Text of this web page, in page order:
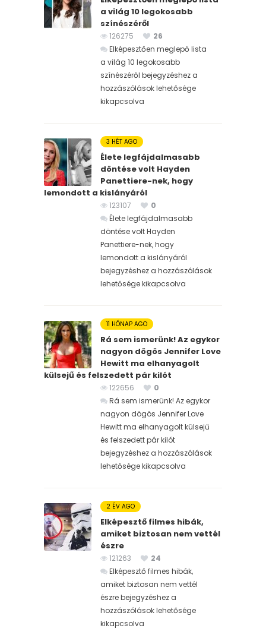
a világ 10 legokosabb
színészéről
126275
26
Elképesztően meglepő lista
a világ 10 legokosabb
színészéről bejegyzéshez a
hozzászólások lehetősége
kikapcsolva
3 HÉT AGO
Élete legfájdalmasabb
döntése volt Hayden
Panettiere-nek, hogy
lemondott a kislányáról
123107
0
Élete legfájdalmasabb
döntése volt Hayden
Panettiere-nek, hogy
lemondott a kislányáról
bejegyzéshez a hozzászólások
lehetősége kikapcsolva
11 HÓNAP AGO
Rá sem ismerünk! Az egykor
nagyon dögös Jennifer Love
Hewitt ma elhanyagolt
külsejű és felszedett pár kilót
122656
0
Rá sem ismerünk! Az egykor
nagyon dögös Jennifer Love
Hewitt ma elhanyagolt külsejű
és felszedett pár kilót
bejegyzéshez a hozzászólások
lehetősége kikapcsolva
2 ÉV AGO
Elképesztő filmes hibák,
amiket biztosan nem vettél
észre
121263
24
Elképesztő filmes hibák,
amiket biztosan nem vettél
észre bejegyzéshez a
hozzászólások lehetősége
kikapcsolva